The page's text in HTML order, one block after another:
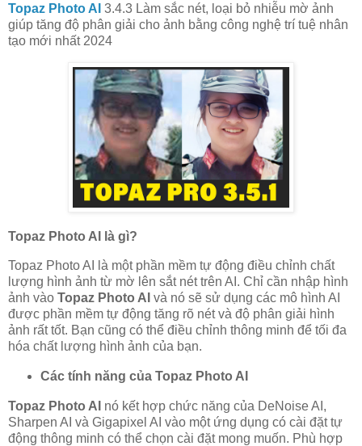
Topaz Photo AI 3.4.3 Làm sắc nét, loại bỏ nhiễu mờ ảnh
giúp tăng độ phân giải cho ảnh bằng công nghệ trí tuệ nhân
tạo mới nhất 2024
Topaz Photo AI là gì?
Topaz Photo AI là một phần mềm tự động điều chỉnh chất
lượng hình ảnh từ mờ lên sắt nét trên AI. Chỉ cần nhập hình
ảnh vào Topaz Photo AI và nó sẽ sử dụng các mô hình AI
được phần mềm tự động tăng rõ nét và độ phân giải hình
ảnh rất tốt. Bạn cũng có thể điều chỉnh thông minh để tối đa
hóa chất lượng hình ảnh của bạn.
Các tính năng của Topaz Photo AI
Topaz Photo AI nó kết hợp chức năng của DeNoise AI,
Sharpen AI và Gigapixel AI vào một ứng dụng có cài đặt tự
động thông minh có thể chọn cài đặt mong muốn. Phù hợp